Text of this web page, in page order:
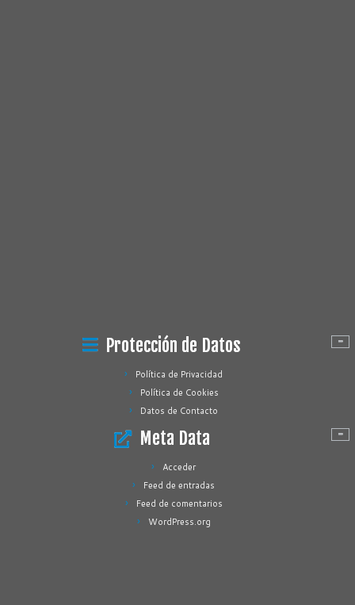
Protección de Datos
Política de Privacidad
Política de Cookies
Datos de Contacto
Meta Data
Acceder
Feed de entradas
Feed de comentarios
WordPress.org